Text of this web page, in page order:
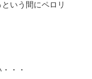
いう間にペロリ
・・